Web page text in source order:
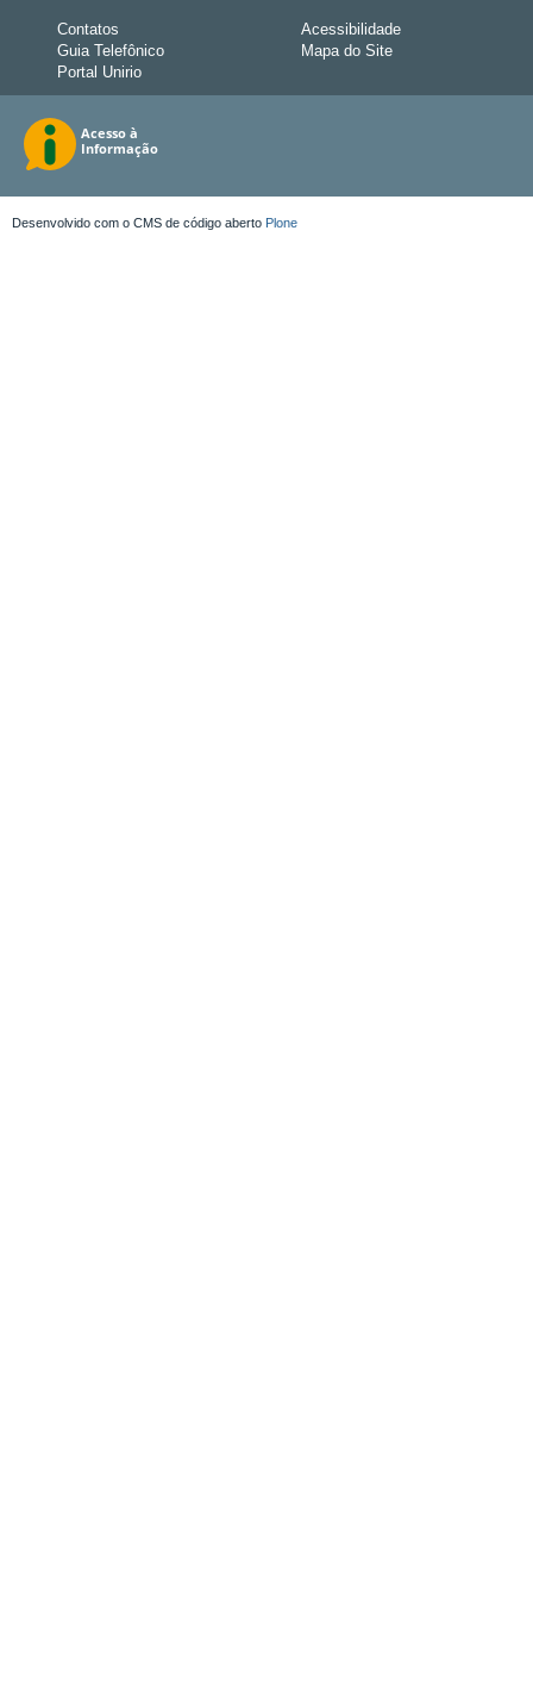
Contatos
Guia Telefônico
Portal Unirio
Acessibilidade
Mapa do Site
Desenvolvido com o CMS de código aberto Plone